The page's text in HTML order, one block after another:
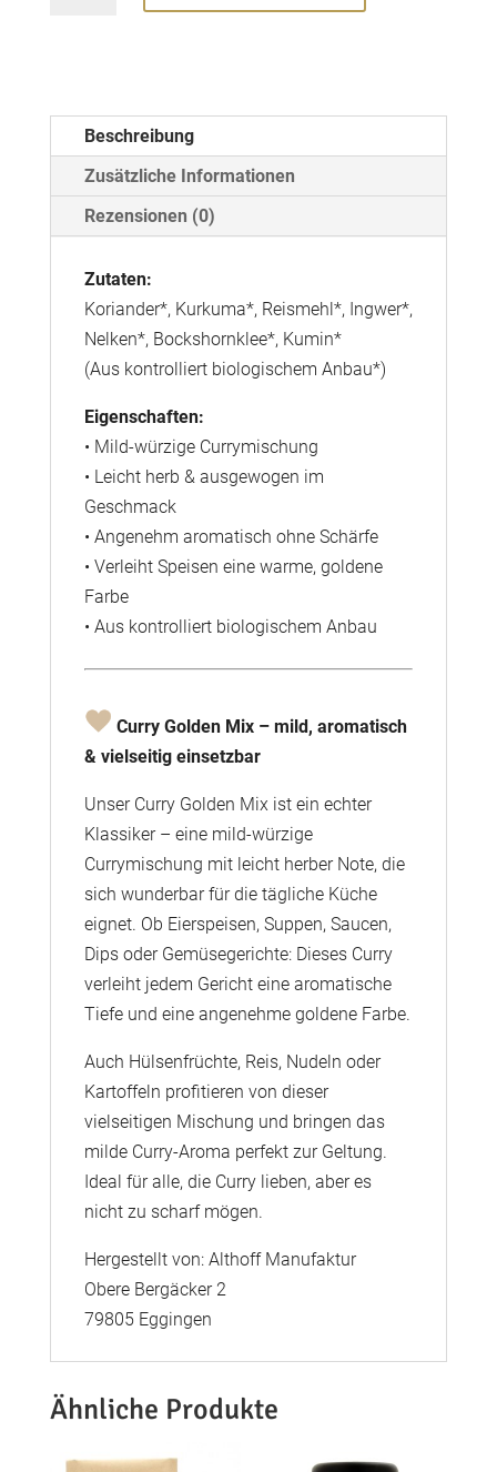
Beschreibung
Zusätzliche Informationen
Rezensionen (0)
Zutaten:
Koriander*, Kurkuma*, Reismehl*, Ingwer*,
Nelken*, Bockshornklee*, Kumin*
(Aus kontrolliert biologischem Anbau*)
Eigenschaften:
• Mild-würzige Currymischung
• Leicht herb & ausgewogen im
Geschmack
• Angenehm aromatisch ohne Schärfe
• Verleiht Speisen eine warme, goldene
Farbe
• Aus kontrolliert biologischem Anbau
Curry Golden Mix – mild, aromatisch
& vielseitig einsetzbar
Unser Curry Golden Mix ist ein echter
Klassiker – eine mild-würzige
Currymischung mit leicht herber Note, die
sich wunderbar für die tägliche Küche
eignet. Ob Eierspeisen, Suppen, Saucen,
Dips oder Gemüsegerichte: Dieses Curry
verleiht jedem Gericht eine aromatische
Tiefe und eine angenehme goldene Farbe.
Auch Hülsenfrüchte, Reis, Nudeln oder
Kartoffeln profitieren von dieser
vielseitigen Mischung und bringen das
milde Curry-Aroma perfekt zur Geltung.
Ideal für alle, die Curry lieben, aber es
nicht zu scharf mögen.
Hergestellt von: Althoff Manufaktur
Obere Bergäcker 2
79805 Eggingen
Ähnliche Produkte